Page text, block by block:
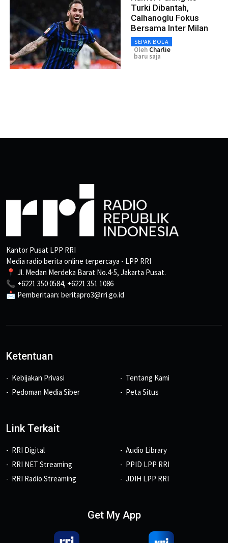
Turki Dibantah,
Calhanoglu Fokus
Bersama Inter Milan
SEPAK BOLA
Oleh Charlie
baru saja
Kantor Pusat LPP RRI
Media radio berita online terpercaya - LPP RRI
📍 Jl. Medan Merdeka Barat No.4-5, Jakarta Pusat.
📞 +6221 350 0584, +6221 351 1086
📩 Pemberitaan: beritapro3@rri.go.id
Ketentuan
Kebijakan Privasi
Pedoman Media Siber
Tentang Kami
Peta Situs
Link Terkait
RRI Digital
RRI NET Streaming
RRI Radio Streaming
Audio Library
PPID LPP RRI
JDIH LPP RRI
Get My App